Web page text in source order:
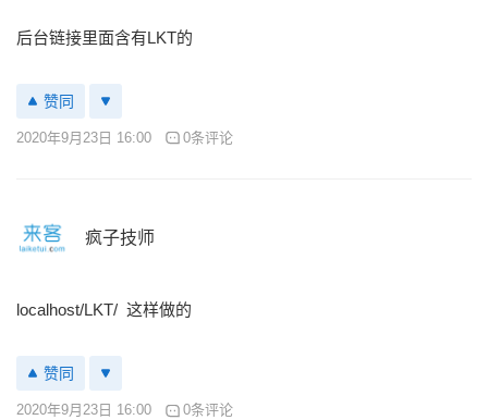
后台链接里面含有LKT的
赞同
2020年9月23日 16:00 0条评论
疯子技师
localhost/LKT/ 这样做的
赞同
2020年9月23日 16:00 0条评论